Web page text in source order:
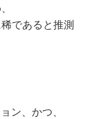
であると推測
ン、かつ、